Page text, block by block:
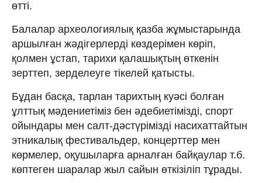
өтті.
Балалар археологиялық қазба жұмыстарында
аршылған жәдігерлерді көздерімен көріп,
қолмен ұстап, тарихи қалашықтың өткенін
зерттеп, зерделеуге тікелей қатысты.
Бұдан басқа, тарлан тарихтың куәсі болған
ұлттық мәдениетіміз бен әдебиетімізді, спорт
ойындары мен салт-дәстүрімізді насихаттайтын
этникалық фестивальдер, концерттер мен
көрмелер, оқушыларға арналған байқаулар т.б.
көптеген шаралар жыл сайын өткізіліп тұрады.